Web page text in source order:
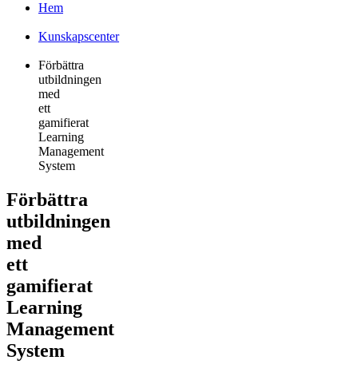
Hem
Kunskapscenter
Förbättra
utbildningen
med
ett
gamifierat
Learning
Management
System
Förbättra
utbildningen
med
ett
gamifierat
Learning
Management
System